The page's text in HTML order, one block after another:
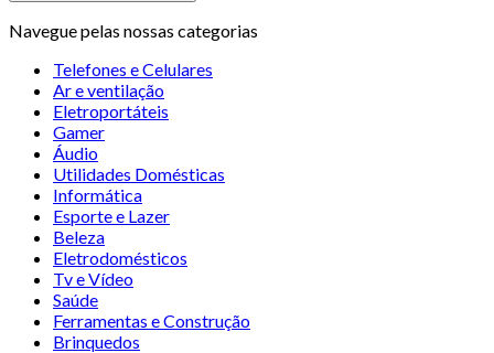
Navegue pelas nossas categorias
Telefones e Celulares
Ar e ventilação
Eletroportáteis
Gamer
Áudio
Utilidades Domésticas
Informática
Esporte e Lazer
Beleza
Eletrodomésticos
Tv e Vídeo
Saúde
Ferramentas e Construção
Brinquedos